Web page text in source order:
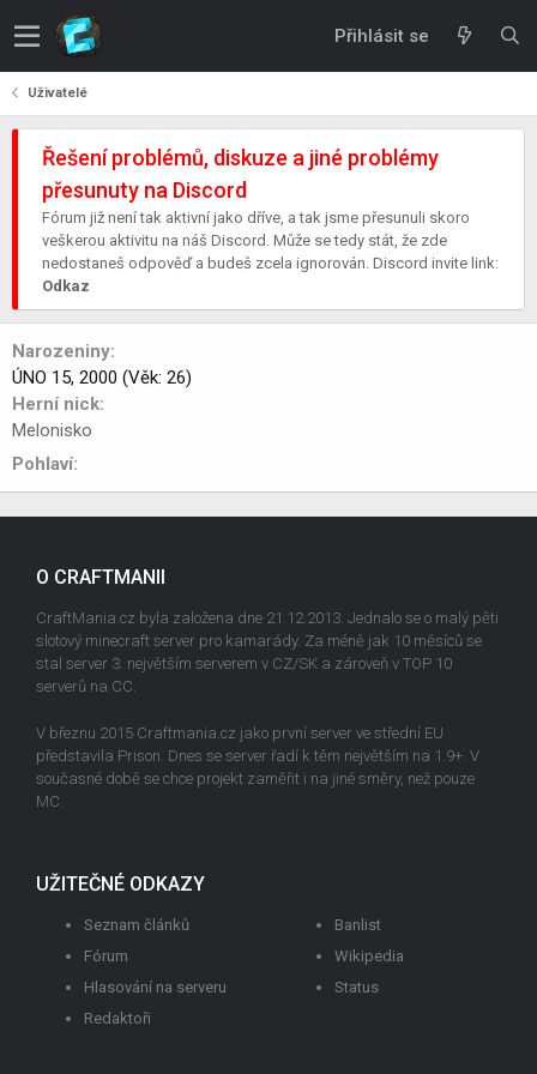
Přihlásit se
Uživatelé
Řešení problémů, diskuze a jiné problémy
přesunuty na Discord
Fórum již není tak aktivní jako dříve, a tak jsme přesunuli skoro
veškerou aktivitu na náš Discord. Může se tedy stát, že zde
nedostaneš odpověď a budeš zcela ignorován. Discord invite link:
Odkaz
Narozeniny
ÚNO 15, 2000 (Věk: 26)
Herní nick
Melonisko
Pohlaví
O CRAFTMANII
CraftMania.cz byla založena dne 21.12.2013. Jednalo se o malý pěti
slotový minecraft server pro kamarády. Za méně jak 10 měsíců se
stal server 3. největším serverem v CZ/SK a zároveň v TOP 10
serverů na CC.
V březnu 2015 Craftmania.cz jako první server ve střední EU
představila Prison. Dnes se server řadí k těm největším na 1.9+. V
současné době se chce projekt zaměřit i na jiné směry, než pouze
MC.
UŽITEČNÉ ODKAZY
Seznam článků
Fórum
Hlasování na serveru
Redaktoři
Banlist
Wikipedia
Status